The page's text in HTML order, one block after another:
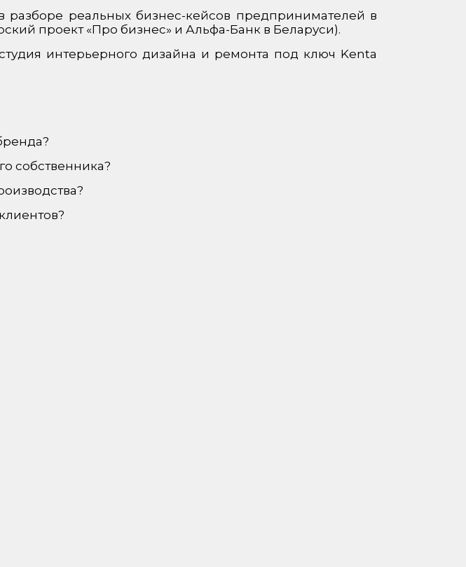
реальных бизнес-кейсов предпринимателей в
проект «Про бизнес» и Альфа-Банк в Беларуси).
интерьерного дизайна и ремонта под ключ Kenta
собственника?